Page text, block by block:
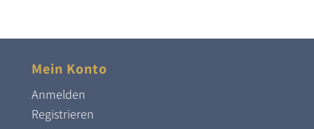
Mein Konto
Anmelden
Registrieren